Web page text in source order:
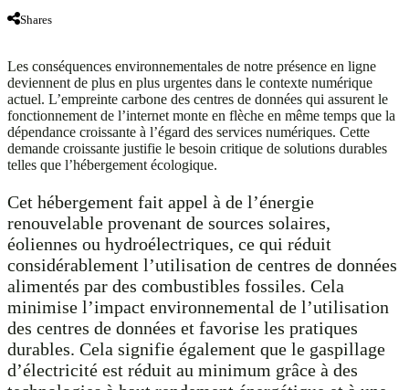
Shares
Les conséquences environnementales de notre présence en ligne
deviennent de plus en plus urgentes dans le contexte numérique
actuel. L’empreinte carbone des centres de données qui assurent le
fonctionnement de l’internet monte en flèche en même temps que la
dépendance croissante à l’égard des services numériques. Cette
demande croissante justifie le besoin critique de solutions durables
telles que l’hébergement écologique.
Cet hébergement fait appel à de l’énergie
renouvelable provenant de sources solaires,
éoliennes ou hydroélectriques, ce qui réduit
considérablement l’utilisation de centres de données
alimentés par des combustibles fossiles. Cela
minimise l’impact environnemental de l’utilisation
des centres de données et favorise les pratiques
durables. Cela signifie également que le gaspillage
d’électricité est réduit au minimum grâce à des